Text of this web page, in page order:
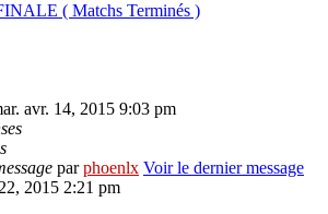
( Matchs Terminés )
avr. 14, 2015 9:03 pm
parphoenlx Voir le dernier message
2015 2:21 pm